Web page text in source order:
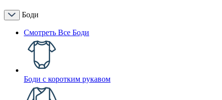
Боди
Смотреть Все Боди
Боди с коротким рукавом